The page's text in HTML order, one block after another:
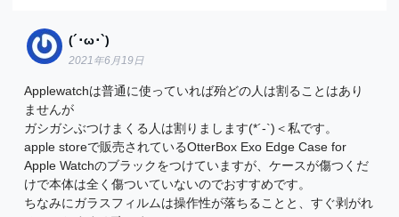
(´･ω･`)
2021年6月19日
Applewatchは普通に使っていれば殆どの人は割ることはあり
ませんが
ガシガシぶつけまくる人は割りまします(*´-`)＜私です。
apple storeで販売されているOtterBox Exo Edge Case for
Apple Watchのブラックをつけていますが、ケースが傷つくだ
けで本体は全く傷ついていないのでおすすめです。
ちなみにガラスフィルムは操作性が落ちることと、すぐ剥がれ